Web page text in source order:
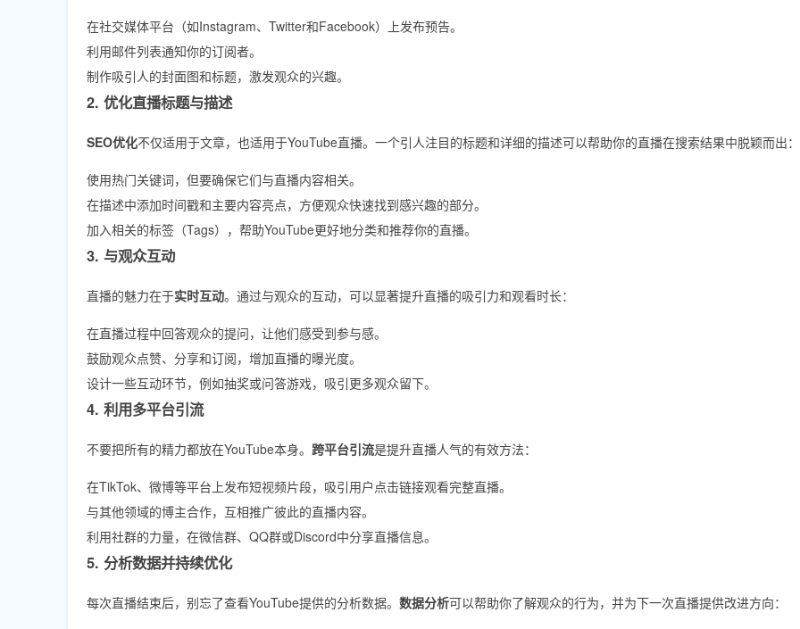
在社交媒体平台（如Instagram、Twitter和Facebook）上发布预告。
利用邮件列表通知你的订阅者。
制作吸引人的封面图和标题，激发观众的兴趣。
2. 优化直播标题与描述
SEO优化不仅适用于文章，也适用于YouTube直播。一个引人注目的标题和详细的描述可以帮助你的直播在搜索结果中脱颖而出：
使用热门关键词，但要确保它们与直播内容相关。
在描述中添加时间戳和主要内容亮点，方便观众快速找到感兴趣的部分。
加入相关的标签（Tags），帮助YouTube更好地分类和推荐你的直播。
3. 与观众互动
直播的魅力在于实时互动。通过与观众的互动，可以显著提升直播的吸引力和观看时长：
在直播过程中回答观众的提问，让他们感受到参与感。
鼓励观众点赞、分享和订阅，增加直播的曝光度。
设计一些互动环节，例如抽奖或问答游戏，吸引更多观众留下。
4. 利用多平台引流
不要把所有的精力都放在YouTube本身。 跨平台引流是提升直播人气的有效方法：
在TikTok、微博等平台上发布短视频片段，吸引用户点击链接观看完整直播。
与其他领域的博主合作，互相推广彼此的直播内容。
利用社群的力量，在微信群、QQ群或Discord中分享直播信息。
5. 分析数据并持续优化
每次直播结束后，别忘了查看YouTube提供的分析数据。 数据分析可以帮助你了解观众的行为，并为下一次直播提供改进方向：